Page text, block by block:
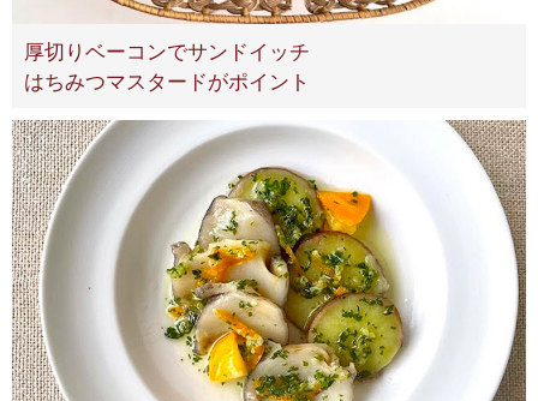
厚切りベーコンでサンドイッチ
はちみつマスタードがポイント